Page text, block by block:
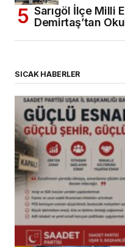
Sarıgöl İlçe Milli
Demirtaş’tan
SICAK HABERLER
(başlıksız)
Alaattin Karahan tarafından